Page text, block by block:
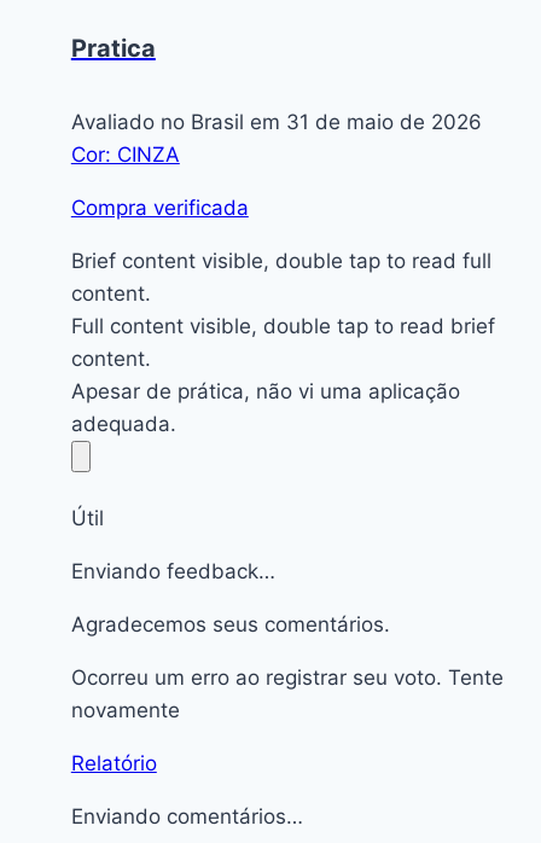
Pratica
Avaliado no Brasil em 31 de maio de 2026
Cor: CINZA
Compra verificada
Brief content visible, double tap to read full
content.
Full content visible, double tap to read brief
content.
Apesar de prática, não vi uma aplicação
adequada.
Útil
Enviando feedback…
Agradecemos seus comentários.
Ocorreu um erro ao registrar seu voto. Tente
novamente
Relatório
Enviando comentários…